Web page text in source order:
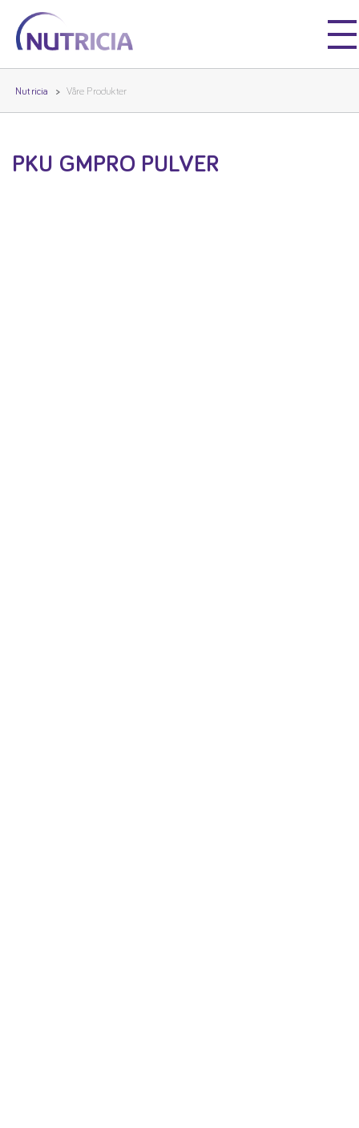
Nutricia
Nutricia
Nutricia Våre Produkter
PKU GMPRO PULVER